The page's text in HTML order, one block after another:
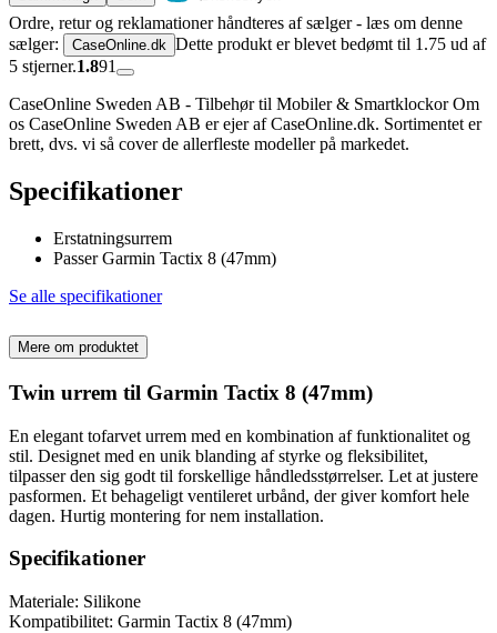
Ordre, retur og reklamationer håndteres af sælger - læs om denne
sælger:
CaseOnline.dk Dette produkt er blevet bedømt til 1.75 ud af
5 stjerner.1.891
CaseOnline Sweden AB - Tilbehør til Mobiler & Smartklockor Om
os CaseOnline Sweden AB er ejer af CaseOnline.dk. Sortimentet er
brett, dvs. vi så cover de allerfleste modeller på markedet.
Specifikationer
Erstatningsurrem
Passer Garmin Tactix 8 (47mm)
Se alle specifikationer
Mere om produktet
Twin urrem til Garmin Tactix 8 (47mm)
En elegant tofarvet urrem med en kombination af funktionalitet og
stil. Designet med en unik blanding af styrke og fleksibilitet,
tilpasser den sig godt til forskellige håndledsstørrelser. Let at justere
pasformen. Et behageligt ventileret urbånd, der giver komfort hele
dagen. Hurtig montering for nem installation.
Specifikationer
Materiale: Silikone
Kompatibilitet: Garmin Tactix 8 (47mm)